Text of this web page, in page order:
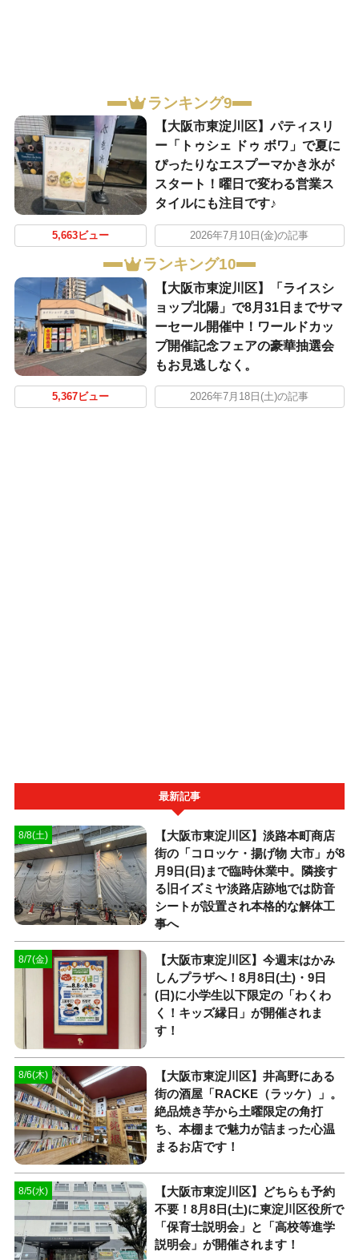
ランキング9
【大阪市東淀川区】パティスリ
ー「トゥシェ ドゥ ボワ」で夏に
ぴったりなエスプーマかき氷が
スタート！曜日で変わる営業ス
タイルにも注目です♪
5,663ビュー 2026年7月10日(金)の記事
ランキング10
【大阪市東淀川区】「ライスシ
ョップ北陽」で8月31日までサマ
ーセール開催中！ワールドカッ
プ開催記念フェアの豪華抽選会
もお見逃しなく。
5,367ビュー 2026年7月18日(土)の記事
最新記事
8/8(土)
【大阪市東淀川区】淡路本町商店
街の「コロッケ・揚げ物 大市」が8
月9日(日)まで臨時休業中。隣接す
る旧イズミヤ淡路店跡地では防音
シートが設置され本格的な解体工
事へ
8/7(金)
【大阪市東淀川区】今週末はかみ
しんプラザへ！8月8日(土)・9日
(日)に小学生以下限定の「わくわ
く！キッズ縁日」が開催されま
す！
8/6(木)
【大阪市東淀川区】井高野にある
街の酒屋「RACKE（ラッケ）」。
絶品焼き芋から土曜限定の角打
ち、本棚まで魅力が詰まった心温
まるお店です！
8/5(水)
【大阪市東淀川区】どちらも予約
不要！8月8日(土)に東淀川区役所で
「保育士説明会」と「高校等進学
説明会」が開催されます！